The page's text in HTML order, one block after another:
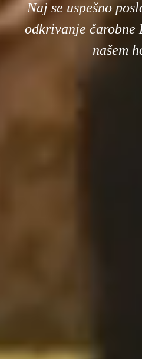
Naj se uspešno
odkrivanje čarobne
našem